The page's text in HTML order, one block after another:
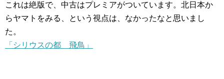
これは絶版で、中古はプレミアがついています。北日本か
らヤマトをみる、という視点は、なかったなと思いまし
た。
「シリウスの都 飛鳥」